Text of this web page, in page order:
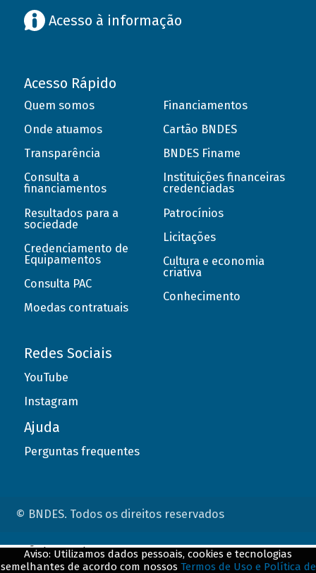
Acesso à informação
Acesso Rápido
Quem somos
Onde atuamos
Transparência
Consulta a
financiamentos
Resultados para a
sociedade
Credenciamento de
Equipamentos
Consulta PAC
Moedas contratuais
Financiamentos
Cartão BNDES
BNDES Finame
Instituições financeiras
credenciadas
Patrocínios
Licitações
Cultura e economia
criativa
Conhecimento
Redes Sociais
YouTube
Instagram
Ajuda
Perguntas frequentes
© BNDES. Todos os direitos reservados
Aviso: Utilizamos dados pessoais, cookies e tecnologias
semelhantes de acordo com nossos Termos de Uso e Política de
ConteÃºdo complementar